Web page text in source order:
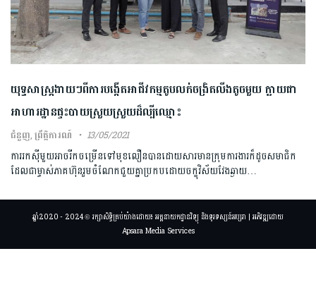
យុទ្ធសាស្ត្រងាយៗពីការបង្កើតអាជីវកម្មតូបលក់ចង្រិតលីងតូចមួយ ក្លាយជា
អាហារដ្ឋានផ្ទះបាយស្រួយស្រួយដ៏ល្បីឈ្មោះ
ជំនួញ,ព្រឹត្តិការណ៍ 13/05/2021
ការរកស៊ីមួយអាចរីកចម្រើនទៅមុខលឿនបានដោយសារមានក្រុមការងារក៏ដូចសមាជិក
ដែលជាម្ចាស់ភាគហ៊ុនរួមចំណែកជួយគ្នាប្រកបដោយចក្ខុវិស័យវែងឆ្ងាយ…
ឆ្នាំ2020 - 2024 © រក្សាសិទ្ធិគ្រប់យ៉ាងដោយ៖ អគ្គនាយកដ្ឋានវិទ្យុ និងទូរទស្សន៍អប្សរា | អភិវឌ្ឍដោយ
Apsara Media Services